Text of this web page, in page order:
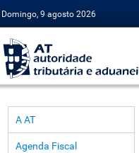
Domingo, 9 agosto 2026
A AT
Agenda Fiscal